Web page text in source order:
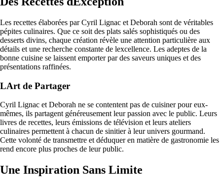
Les recettes élaborées par Cyril Lignac et Deborah sont de véritables
pépites culinaires. Que ce soit des plats salés sophistiqués ou des
desserts divins, chaque création révèle une attention particulière aux
détails et une recherche constante de lexcellence. Les adeptes de la
bonne cuisine se laissent emporter par des saveurs uniques et des
présentations raffinées.
LArt de Partager
Cyril Lignac et Deborah ne se contentent pas de cuisiner pour eux-
mêmes, ils partagent généreusement leur passion avec le public. Leurs
livres de recettes, leurs émissions de télévision et leurs ateliers
culinaires permettent à chacun de sinitier à leur univers gourmand.
Cette volonté de transmettre et déduquer en matière de gastronomie les
rend encore plus proches de leur public.
Une Inspiration Sans Limite